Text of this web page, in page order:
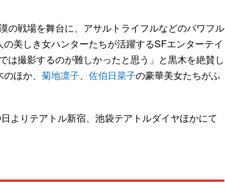
の戦場を舞台に、アサルトライフルなどのパワフル
美しき女ハンターたちが活躍するSFエンターテイ
は撮影するのが難しかったと思う」と黒木を絶賛し
ほか、 菊地凛子、 佐伯日菜子の豪華美女たちがふ
よりテアトル新宿、池袋テアトルダイヤほかにて